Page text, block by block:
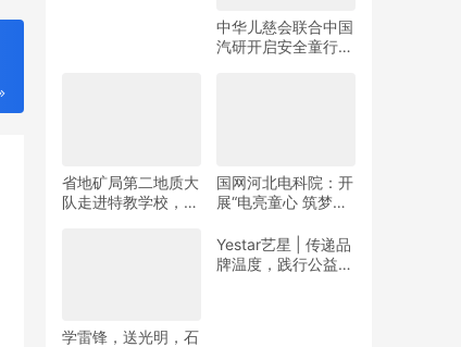
中华儿慈会联合中国
汽研开启安全童行公
益活动
省地矿局第二地质大
队走进特教学校，暖
春与爱同行
国网河北电科院：开
展“电亮童心 筑梦未
来”志愿活动
学雷锋，送光明，石
Yestar艺星 | 传递品
牌温度，践行公益之
美